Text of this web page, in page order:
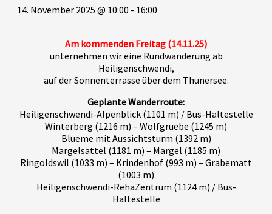
14. November 2025 @ 10:00 - 16:00
Am kommenden Freitag (14.11.25)
unternehmen wir eine Rundwanderung ab
Heiligenschwendi,
auf der Sonnenterrasse über dem Thunersee.
Geplante Wanderroute:
Heiligenschwendi-Alpenblick (1101 m) / Bus-Haltestelle
Winterberg (1216 m) – Wolfgruebe (1245 m)
Blueme mit Aussichtsturm (1392 m)
Margelsattel (1181 m) – Margel (1185 m)
Ringoldswil (1033 m) – Krindenhof (993 m) – Grabematt
(1003 m)
Heiligenschwendi-RehaZentrum (1124 m) / Bus-
Haltestelle